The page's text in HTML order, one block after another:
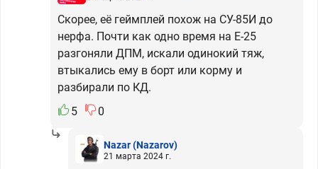
Скорее, её геймплей похож на СУ-85И до
нерфа. Почти как одно время на Е-25
разгоняли ДПМ, искали одинокий тяж,
втыкались ему в борт или корму и
разбирали по КД.
5
0
Nazar(Nazarov)
21 марта 2024 г.